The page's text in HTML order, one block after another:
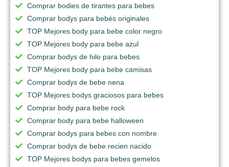
Comprar bodies de tirantes para bebes
Comprar bodys para bebés originales
TOP Mejores body para bebe color negro
TOP Mejores body para bebe azul
Comprar bodys de hilo para bebes
TOP Mejores body para bebe camisas
Comprar bodys de bebe nena
TOP Mejores bodys graciosos para bebes
Comprar body para bebe rock
Comprar body para bebe halloween
Comprar bodys para bebes con nombre
Comprar bodys de bebe recien nacido
TOP Mejores bodys para bebes gemelos